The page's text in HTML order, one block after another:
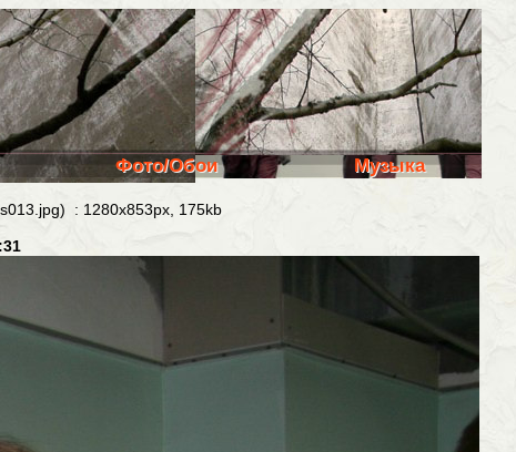
Фото/Обои Музыка
: 1280x853px, 175kb